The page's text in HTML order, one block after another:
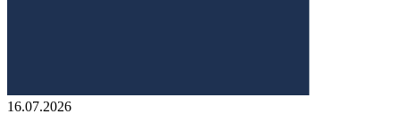
16.07.2026